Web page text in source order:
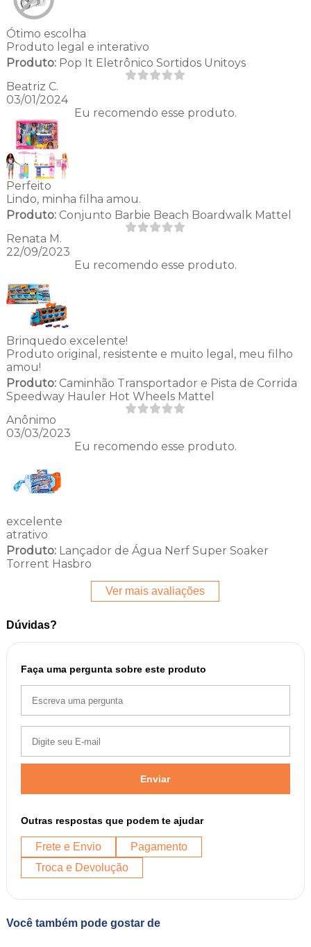
Ótimo escolha
Produto legal e interativo
Produto:Pop It Eletrônico Sortidos Unitoys
Beatriz C.
03/01/2024
Eu recomendo esse produto.
Perfeito
Lindo, minha filha amou.
Produto:Conjunto Barbie Beach Boardwalk Mattel
Renata M.
22/09/2023
Eu recomendo esse produto.
Brinquedo excelente!
Produto original, resistente e muito legal, meu filho
amou!
Produto:Caminhão Transportador e Pista de Corrida
Speedway Hauler Hot Wheels Mattel
Anônimo
03/03/2023
Eu recomendo esse produto.
excelente
atrativo
Produto:Lançador de Água Nerf Super Soaker
Torrent Hasbro
Ver mais avaliações
Dúvidas?
Faça uma pergunta sobre este produto
Enviar
Outras respostas que podem te ajudar
Frete e Envio
Pagamento
Troca e Devolução
Você também pode gostar de